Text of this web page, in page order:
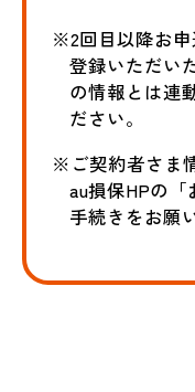
※2回目以降お
登録いただい
の情報とは連
ださい。
※ご契約者さま
au損保HPの
手続きをお願